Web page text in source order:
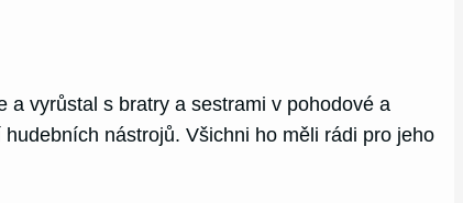
vyrůstal s bratry a sestrami v pohodové a
nástrojů. Všichni ho měli rádi pro jeho